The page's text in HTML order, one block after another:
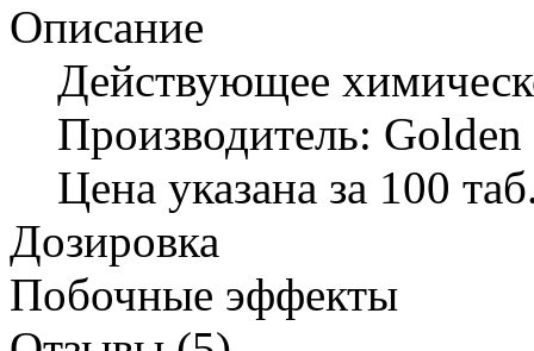
Описание
Действующее
Производитель:
Цена указана за 100
Дозировка
Побочные эффекты